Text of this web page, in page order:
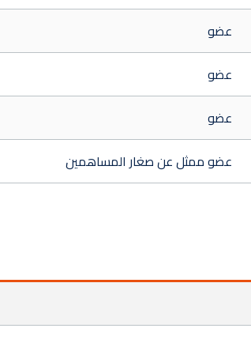
عضو
عضو
عضو
عضو ممثل عن صغار المساهمين